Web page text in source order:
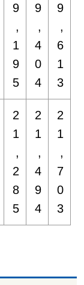
9
,
1
9
5
9
,
4
0
4
9
,
6
1
3
2
1
,
2
8
5
2
1
,
4
9
4
2
1
,
7
0
3